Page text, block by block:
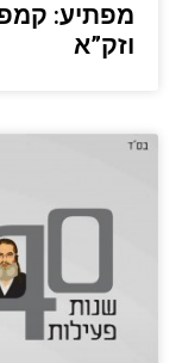
מפתיע:
וזק”א